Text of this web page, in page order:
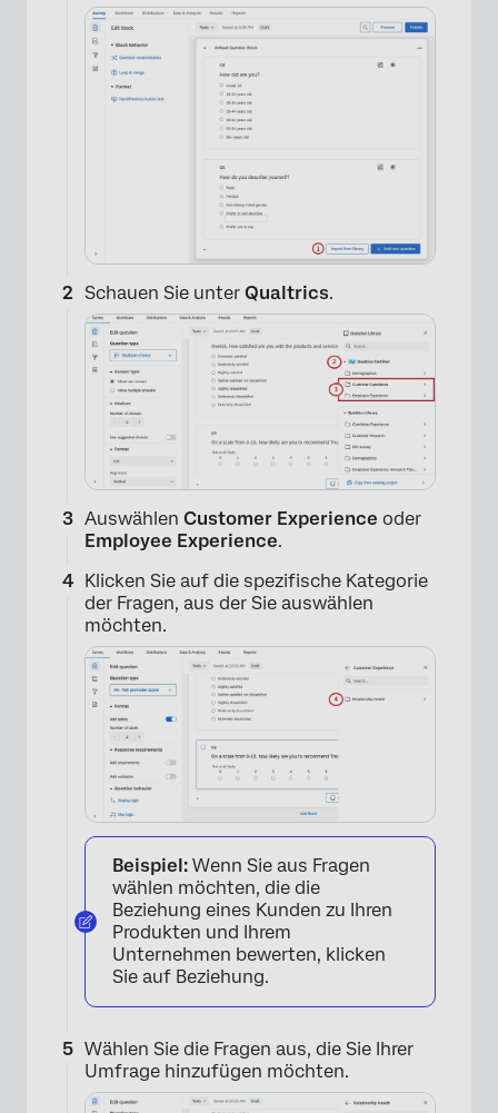
×
Schauen Sie unter Qualtrics.
Auswählen Customer Experience oder
Employee Experience.
Klicken Sie auf die spezifische Kategorie
der Fragen, aus der Sie auswählen
möchten.
Beispiel: Wenn Sie aus Fragen
wählen möchten, die die
Beziehung eines Kunden zu Ihren
Produkten und Ihrem
Unternehmen bewerten, klicken
Sie auf Beziehung.
Wählen Sie die Fragen aus, die Sie Ihrer
Umfrage hinzufügen möchten.